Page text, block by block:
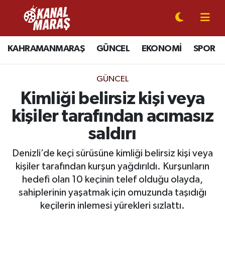
KAHRAMANMARAŞ GÜNCEL EKONOMİ SPOR
GÜNCEL
Kimliği belirsiz kişi veya
kişiler tarafından acımasız
saldırı
Denizli’de keçi sürüsüne kimliği belirsiz kişi veya
kişiler tarafından kurşun yağdırıldı. Kurşunların
hedefi olan 10 keçinin telef olduğu olayda,
sahiplerinin yaşatmak için omuzunda taşıdığı
keçilerin inlemesi yürekleri sızlattı.
CANLI YAYIN
KAHRAMANMARAŞ
GÜNCEL
SPOR
EKONOMİ
GÜNDEM
Kahramanmaraş Nöbetçi Eczaneler
Kahramanmaraş Hava Durumu
Kahramanmaraş Namaz Vakitleri
Kahramanmaraş Trafik Yoğunluk Haritası
Süper Lig Puan Durumu ve Fikstür
Tüm Manşetler
Son Dakika Haberleri